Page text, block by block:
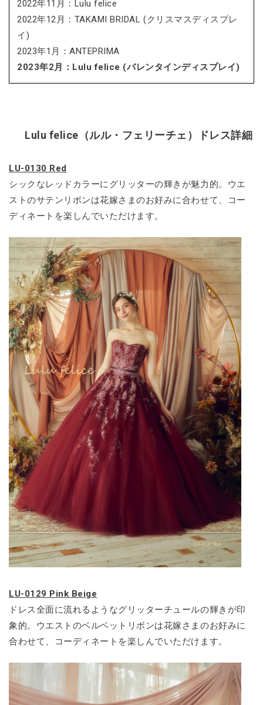
2022年11月：Lulu felice
2022年12月：TAKAMI BRIDAL (クリスマスディスプレ
イ)
2023年1月：ANTEPRIMA
2023年2月：Lulu felice (バレンタインディスプレイ)
Lulu felice（ルル・フェリーチェ）ドレス詳細
LU-0130 Red
シックなレッドカラーにグリッターの輝きが魅力的。ウエ
ストのサテンリボンは花嫁さまのお好みに合わせて、コー
ディネートを楽しんでいただけます。
LU-0129 Pink Beige
ドレス全面に流れるようなグリッターチュールの輝きが印
象的。ウエストのベルベットリボンは花嫁さまのお好みに
合わせて、コーディネートを楽しんでいただけます。